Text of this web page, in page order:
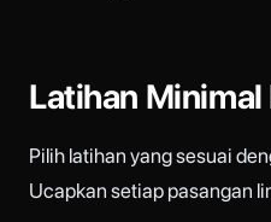
Latihan Minimal
Pilih latihan yang sesuai
Ucapkan setiap pasangan